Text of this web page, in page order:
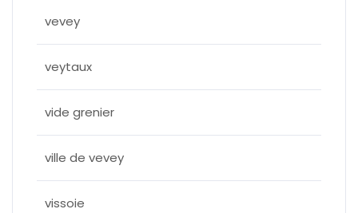
vevey
veytaux
vide grenier
ville de vevey
vissoie